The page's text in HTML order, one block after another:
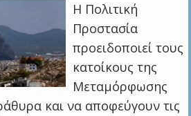
Η Πολιτική
Προστασία
προειδοποιεί τους
κατοίκους της
Μεταμόρφωσης
και να αποφεύγουν τις